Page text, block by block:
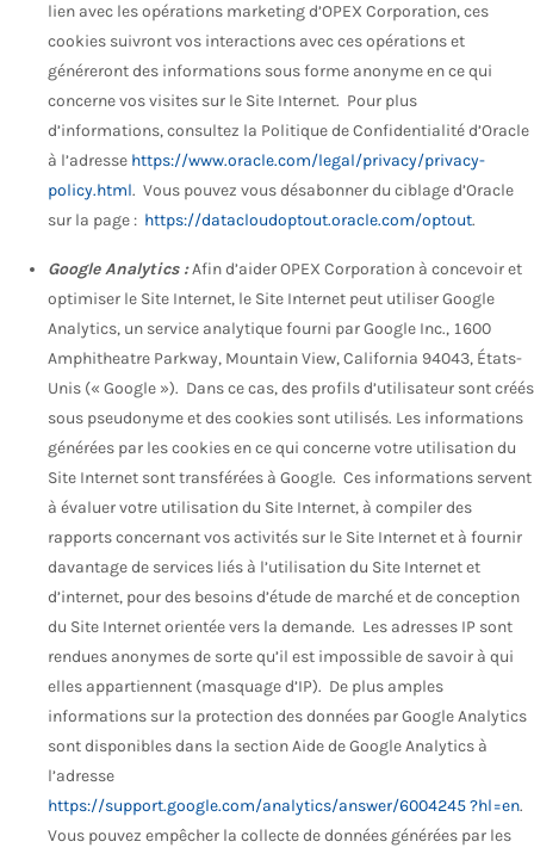
lien avec les opérations marketing d’OPEX Corporation, ces
cookies suivront vos interactions avec ces opérations et
généreront des informations sous forme anonyme en ce qui
concerne vos visites sur le Site Internet. Pour plus
d’informations, consultez la Politique de Confidentialité d’Oracle
à l’adresse https://www.oracle.com/legal/privacy/privacy-
policy.html. Vous pouvez vous désabonner du ciblage d’Oracle
sur la page : https://datacloudoptout.oracle.com/optout.
Google Analytics :Afin d’aider OPEX Corporation à concevoir et
optimiser le Site Internet, le Site Internet peut utiliser Google
Analytics, un service analytique fourni par Google Inc., 1600
Amphitheatre Parkway, Mountain View, California 94043, États-
Unis (« Google »). Dans ce cas, des profils d’utilisateur sont créés
sous pseudonyme et des cookies sont utilisés. Les informations
générées par les cookies en ce qui concerne votre utilisation du
Site Internet sont transférées à Google. Ces informations servent
à évaluer votre utilisation du Site Internet, à compiler des
rapports concernant vos activités sur le Site Internet et à fournir
davantage de services liés à l’utilisation du Site Internet et
d’internet, pour des besoins d’étude de marché et de conception
du Site Internet orientée vers la demande. Les adresses IP sont
rendues anonymes de sorte qu’il est impossible de savoir à qui
elles appartiennent (masquage d’IP). De plus amples
informations sur la protection des données par Google Analytics
sont disponibles dans la section Aide de Google Analytics à
l’adresse
https://support.google.com/analytics/answer/6004245 ?hl=en.
Vous pouvez empêcher la collecte de données générées par les